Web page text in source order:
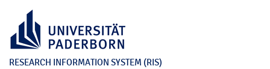
RESEARCH INFORMATION SYSTEM (RIS)